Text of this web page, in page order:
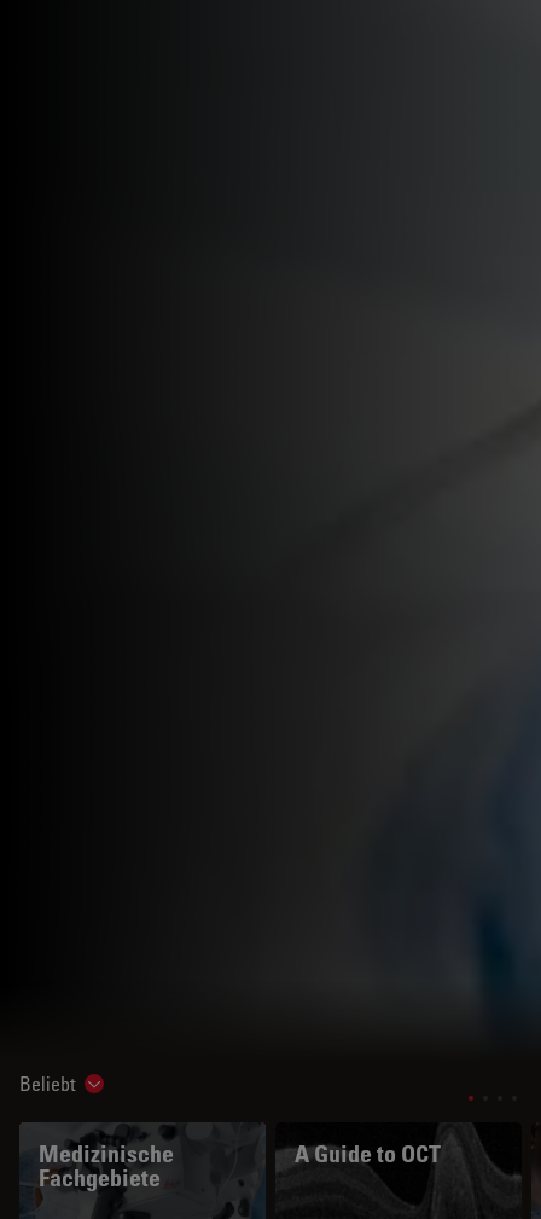
Beliebt Show subnavigation
Medizinische
Fachgebiete
A Guide to OCT